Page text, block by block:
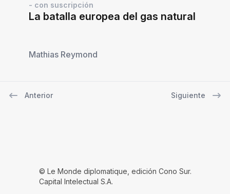
- con suscripción
La batalla europea del gas natural
Mathias Reymond
Navegación de entradas
Anterior Siguiente
© Le Monde diplomatique, edición Cono Sur.
Capital Intelectual S.A.